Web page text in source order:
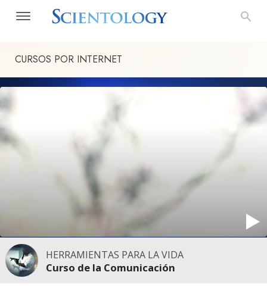
CURSOS POR INTERNET
HERRAMIENTAS PARA LA VIDA
Curso de la Comunicación